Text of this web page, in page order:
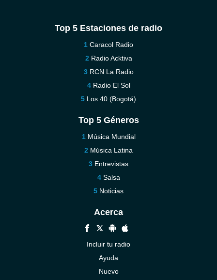
Top 5 Estaciones de radio
Caracol Radio
Radio Acktiva
RCN La Radio
Radio El Sol
Los 40 (Bogotá)
Top 5 Géneros
Música Mundial
Música Latina
Entrevistas
Salsa
Noticias
Acerca
Incluir tu radio
Ayuda
Nuevo